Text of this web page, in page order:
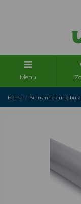
Menu
Home Binnenriolering